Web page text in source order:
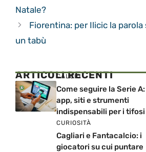
Natale?
Fiorentina: per Ilicic la
un tabù
ARTICOLI RECENTI
CALCIO
Come seguire la Serie A:
app, siti e strumenti
indispensabili per i tifosi
CURIOSITÀ
Cagliari e Fantacalcio: i
giocatori su cui puntare